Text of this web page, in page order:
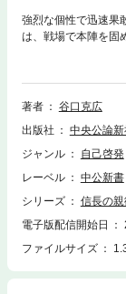
強烈な個性で迅速果
は、戦場で本陣を固
僚として治世や文
ならない。彼らは
みなく発揮し、信長
本書は、これら無名
著者
谷口克広
出版社
中央公論新
ジャンル
自己啓発
レーベル
中公新書
シリーズ
信長の
電子版配信開始日
ファイルサイズ